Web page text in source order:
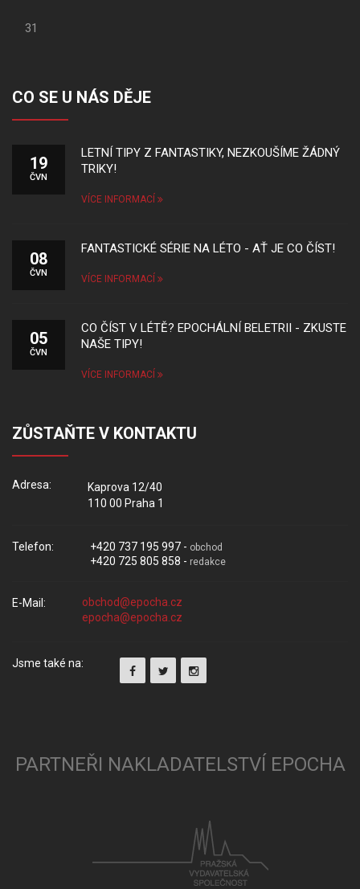
31
CO SE U NÁS DĚJE
19
ČVN
LETNÍ TIPY Z FANTASTIKY, NEZKOUŠÍME ŽÁDNÝ
TRIKY!
VÍCE INFORMACÍ
08
ČVN
FANTASTICKÉ SÉRIE NA LÉTO - AŤ JE CO ČÍST!
VÍCE INFORMACÍ
05
ČVN
CO ČÍST V LÉTĚ? EPOCHÁLNÍ BELETRII - ZKUSTE
NAŠE TIPY!
VÍCE INFORMACÍ
ZŮSTAŇTE V KONTAKTU
Adresa:
Kaprova 12/40
110 00 Praha 1
Telefon: +420 737 195 997 - obchod
+420 725 805 858 - redakce
E-Mail:
Jsme také na:
PARTNEŘI NAKLADATELSTVÍ EPOCHA